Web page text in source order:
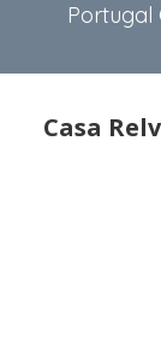
Casa